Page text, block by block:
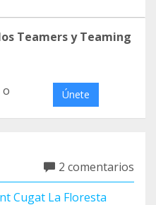
Teamers y Teaming
o Únete
2 comentarios
Cugat La Floresta